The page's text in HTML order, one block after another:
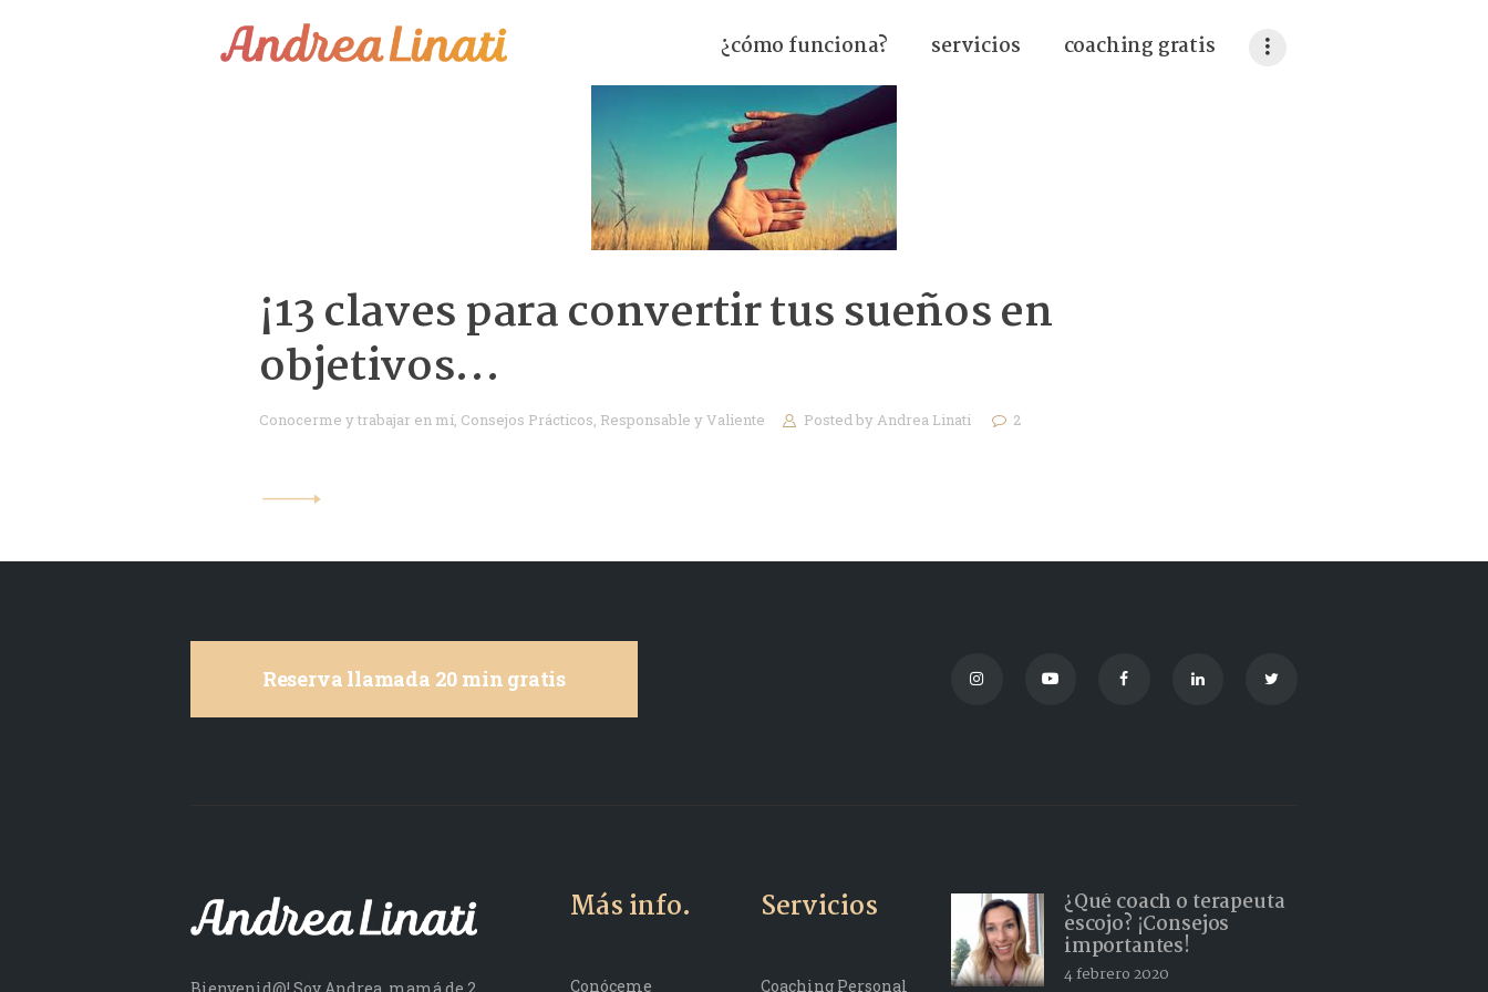
¿cómo funciona? servicios coaching gratis
¿Cómo funciona?
Contáctame
¡13 claves para convertir tus sueños en
objetivos…
Conocerme y trabajar en mí, Consejos Prácticos, Responsable y Valiente Posted byAndrea Linati 2
Reserva llamada 20 min gratis
Bienvenid@! Soy Andrea, mamá de 2
Más info.
Conóceme
Servicios
Coaching Personal
¿Qué coach o terapeuta
escojo? ¡Consejos
importantes!
4 febrero 2020